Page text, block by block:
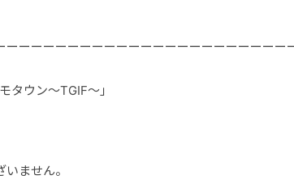
ーーーーーーーーーーーーーーーーーーーーーー
タウン～TGIF～」
ません。